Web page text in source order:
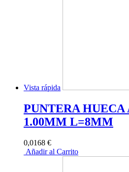
Vista rápida
PUNTERA
1.00MM L=8MM
0,0168 €
Añadir al Carrito